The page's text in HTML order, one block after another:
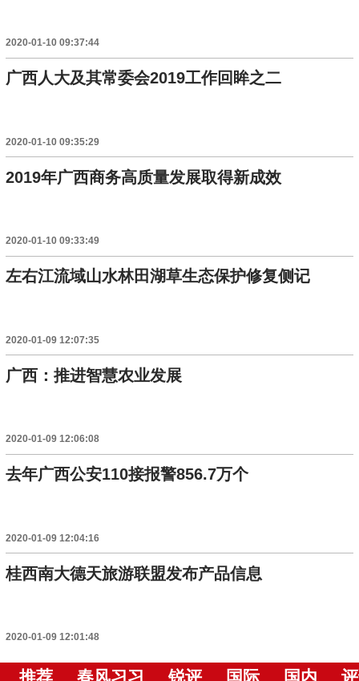
2020-01-10 09:37:44
广西人大及其常委会2019工作回眸之二
2020-01-10 09:35:29
2019年广西商务高质量发展取得新成效
2020-01-10 09:33:49
左右江流域山水林田湖草生态保护修复侧记
2020-01-09 12:07:35
广西：推进智慧农业发展
2020-01-09 12:06:08
去年广西公安110接报警856.7万个
2020-01-09 12:04:16
桂西南大德天旅游联盟发布产品信息
2020-01-09 12:01:48
推荐 春风习习 锐评 国际 国内